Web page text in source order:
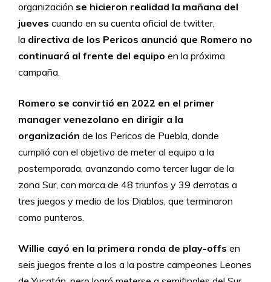
organización se hicieron realidad la mañana del
jueves cuando en su cuenta oficial de twitter,
la directiva de los Pericos anunció que Romero no
continuará al frente del equipo en la próxima
campaña.
Romero se convirtió en 2022 en el primer
manager venezolano en dirigir a la
organización de los Pericos de Puebla, donde
cumplió con el objetivo de meter al equipo a la
postemporada, avanzando como tercer lugar de la
zona Sur, con marca de 48 triunfos y 39 derrotas a
tres juegos y medio de los Diablos, que terminaron
como punteros.
Willie cayó en la primera ronda de play-offs en
seis juegos frente a los a la postre campeones Leones